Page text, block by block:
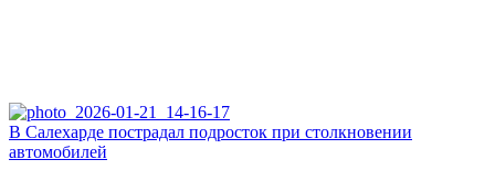
В Салехарде пострадал подросток при столкновении
автомобилей